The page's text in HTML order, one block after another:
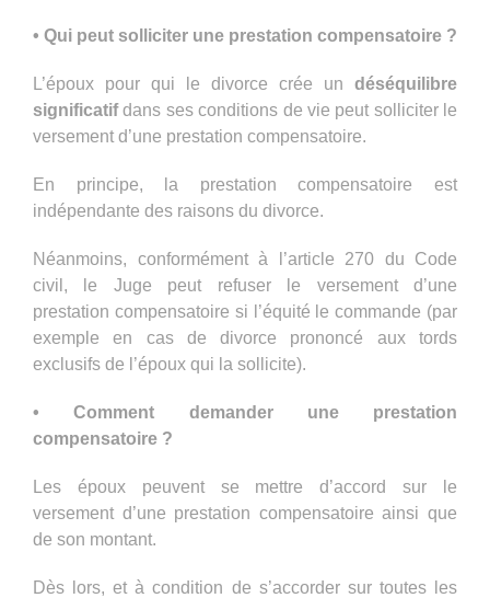
• Qui peut solliciter une prestation compensatoire ?
L’époux pour qui le divorce crée un déséquilibre
significatifdans ses conditions de vie peut solliciter le
versement d’une prestation compensatoire.
En principe, la prestation compensatoire est
indépendante des raisons du divorce.
Néanmoins, conformément à l’article 270 du Code
civil, le Juge peut refuser le versement d’une
prestation compensatoire si l’équité le commande (par
exemple en cas de divorce prononcé aux tords
exclusifs de l’époux qui la sollicite).
• Comment demander une prestation
compensatoire ?
Les époux peuvent se mettre d’accord sur le
versement d’une prestation compensatoire ainsi que
de son montant.
Dès lors, et à condition de s’accorder sur toutes les